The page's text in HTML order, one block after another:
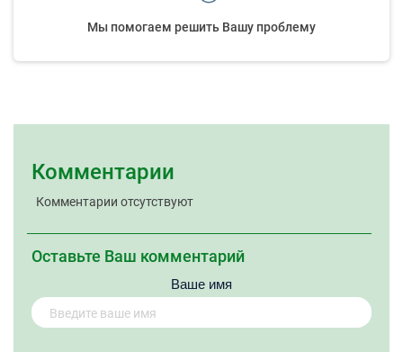
Мы помогаем решить Вашу проблему
Комментарии
Комментарии отсутствуют
Оставьте Ваш комментарий
Ваше имя